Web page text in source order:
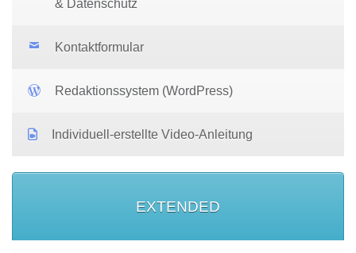
& Datenschutz
Kontaktformular
Redaktionssystem (WordPress)
Individuell-erstellte Video-Anleitung
EXTENDED